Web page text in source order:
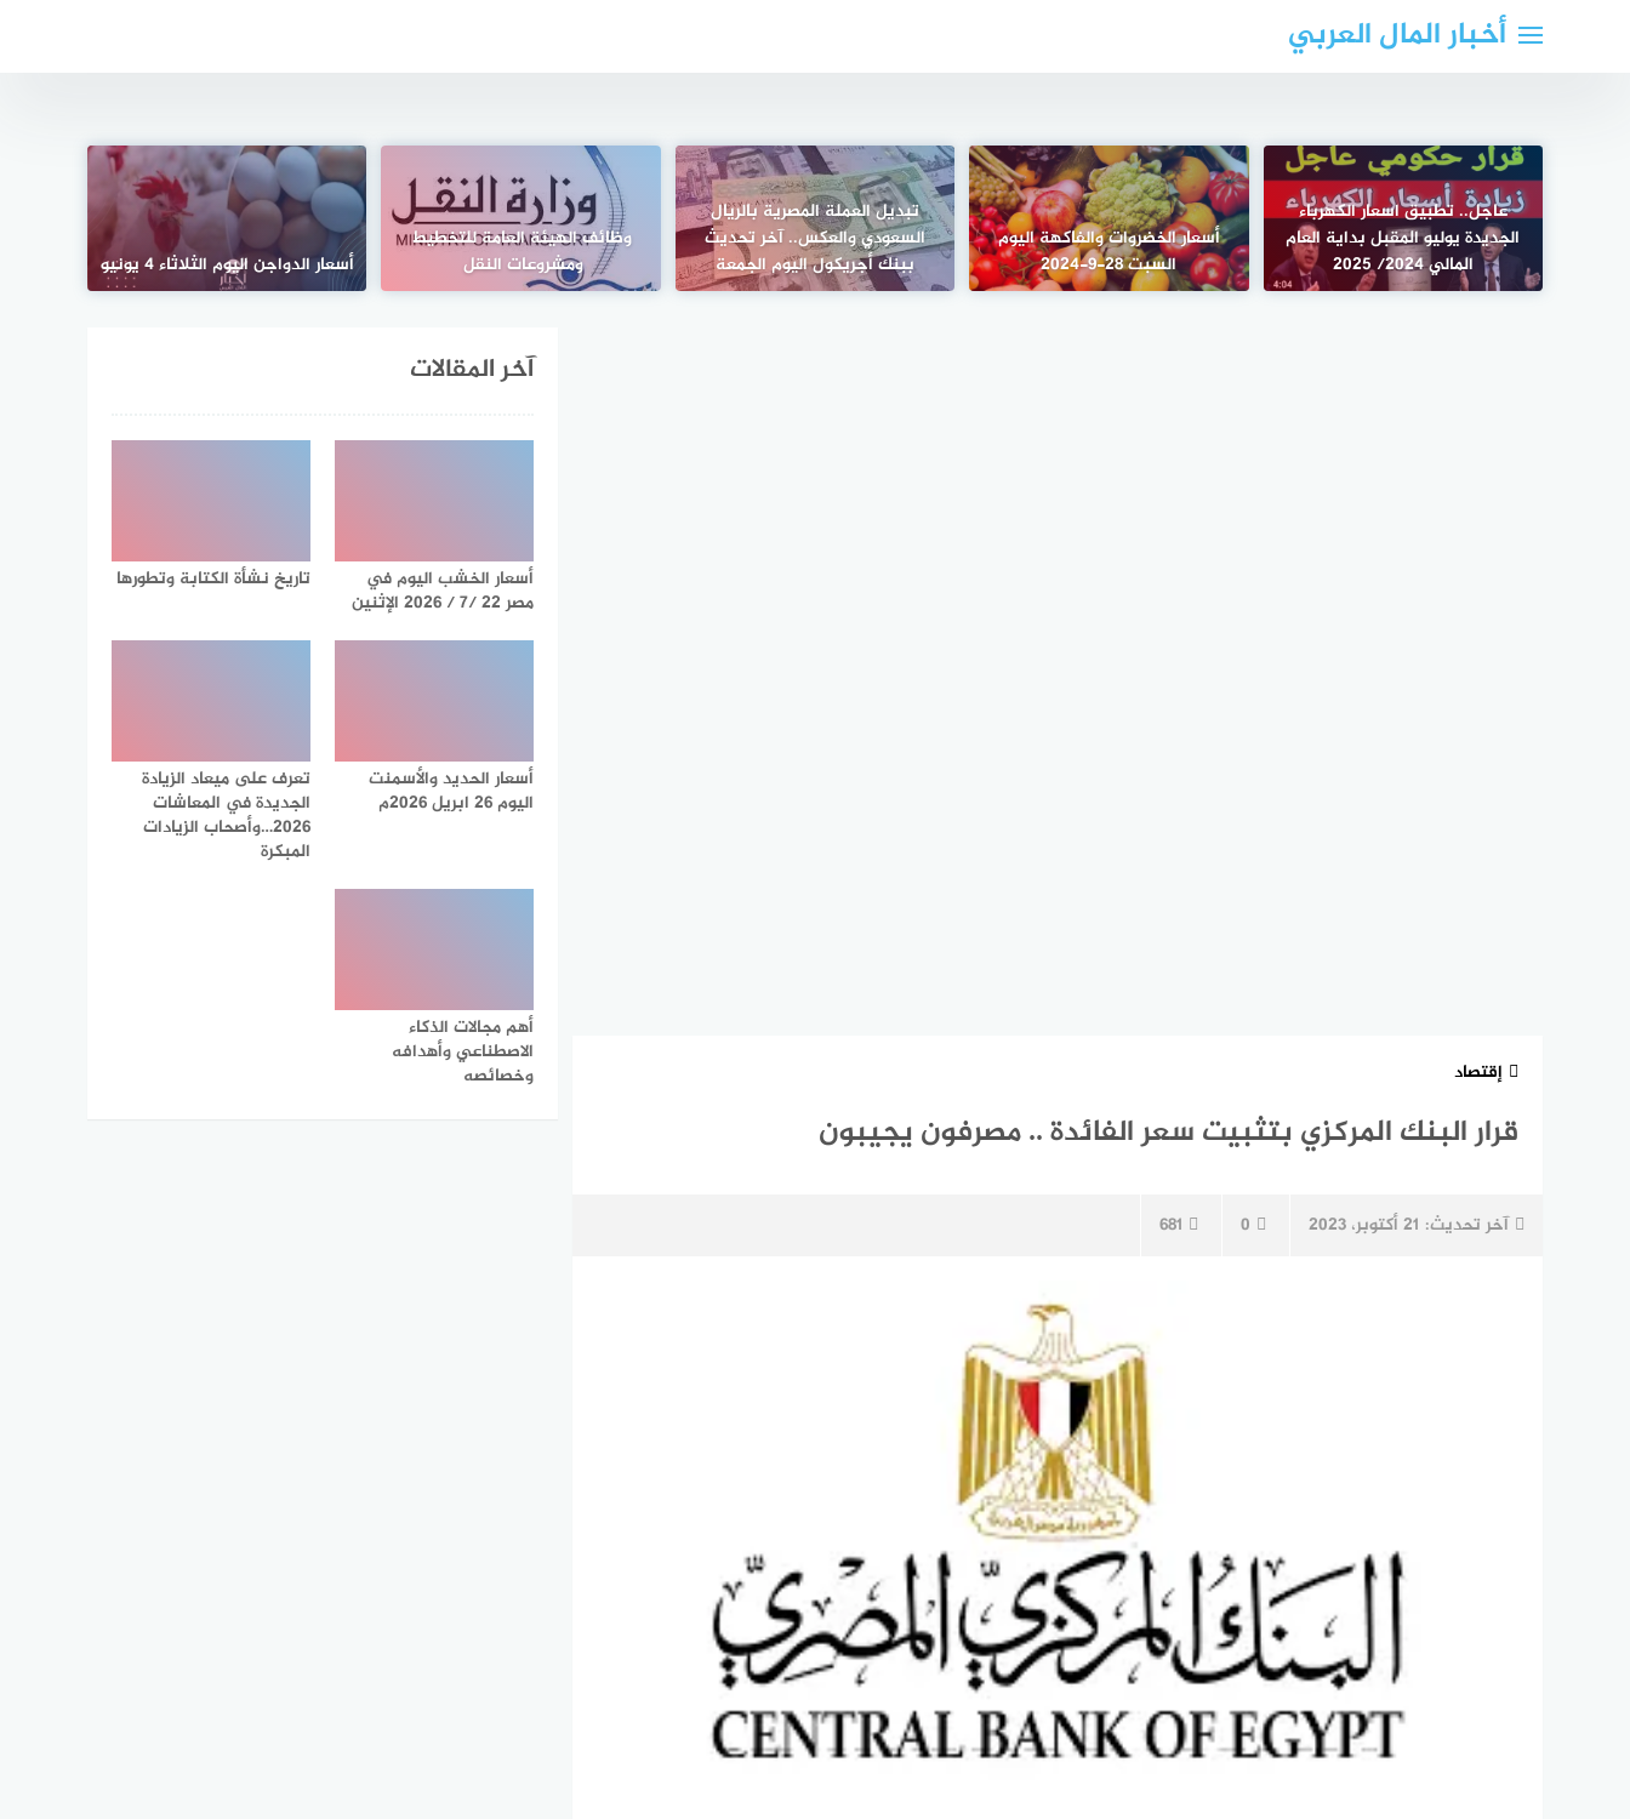
أخبار المال العربي
عاجل.. تطبيق اسعار الكهرباء
الجديدة يوليو المقبل بداية العام
المالي 2024/ 2025
أسعار الخضروات والفاكهة اليوم
السبت 28-9-2024
تبديل العملة المصرية بالريال
السعودي والعكس.. آخر تحديث
ببنك أجريكول اليوم الجمعة
وظائف الهيئة العامة للتخطيط
ومشروعات النقل
أسعار الدواجن اليوم الثلاثاء 4 يونيو
إقتصاد
قرار البنك المركزي بتثبيت سعر الفائدة .. مصرفون يجيبون
آخر تحديث: 21 أكتوبر، 2023 0
681
آخر المقالات
أسعار الخشب اليوم في
مصر 22 /7 / 2026 الإثنين
تاريخ نشأة الكتابة وتطورها
أسعار الحديد والأسمنت
اليوم 26 ابريل 2026م
تعرف على ميعاد الزيادة
الجديدة في المعاشات
2026…وأصحاب الزيادات
المبكرة
أهم مجالات الذكاء
الاصطناعي وأهدافه
وخصائصه